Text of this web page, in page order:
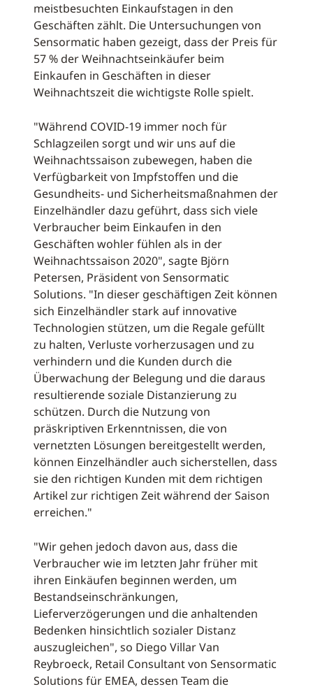
meistbesuchten Einkaufstagen in den
Geschäften zählt. Die Untersuchungen von
Sensormatic haben gezeigt, dass der Preis für
57 % der Weihnachtseinkäufer beim
Einkaufen in Geschäften in dieser
Weihnachtszeit die wichtigste Rolle spielt.
"Während COVID-19 immer noch für
Schlagzeilen sorgt und wir uns auf die
Weihnachtssaison zubewegen, haben die
Verfügbarkeit von Impfstoffen und die
Gesundheits- und Sicherheitsmaßnahmen der
Einzelhändler dazu geführt, dass sich viele
Verbraucher beim Einkaufen in den
Geschäften wohler fühlen als in der
Weihnachtssaison 2020", sagte Björn
Petersen, Präsident von Sensormatic
Solutions. "In dieser geschäftigen Zeit können
sich Einzelhändler stark auf innovative
Technologien stützen, um die Regale gefüllt
zu halten, Verluste vorherzusagen und zu
verhindern und die Kunden durch die
Überwachung der Belegung und die daraus
resultierende soziale Distanzierung zu
schützen. Durch die Nutzung von
präskriptiven Erkenntnissen, die von
vernetzten Lösungen bereitgestellt werden,
können Einzelhändler auch sicherstellen, dass
sie den richtigen Kunden mit dem richtigen
Artikel zur richtigen Zeit während der Saison
erreichen."
"Wir gehen jedoch davon aus, dass die
Verbraucher wie im letzten Jahr früher mit
ihren Einkäufen beginnen werden, um
Bestandseinschränkungen,
Lieferverzögerungen und die anhaltenden
Bedenken hinsichtlich sozialer Distanz
auszugleichen", so Diego Villar Van
Reybroeck, Retail Consultant von Sensormatic
Solutions für EMEA, dessen Team die